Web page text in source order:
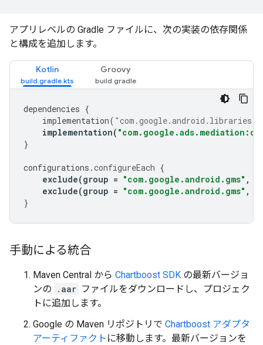
アプリレベルの Gradle ファイルに、次の実装の依存関係
と構成を追加します。
Kotlin Groovy
dependencies {
implementation(
implementation(
}
configurations .configureEach {
exclude(group = "com.google.android.gms" ,
exclude(group = "com.google.android.gms" ,
}
手動による統合
Maven Central から Chartboost SDK の最新バージョ
ンの
.aar ファイルをダウンロードし、プロジェク
トに追加します。
Google の Maven リポジトリで Chartboost アダプタ
アーティファクト に移動します。最新バージョンを